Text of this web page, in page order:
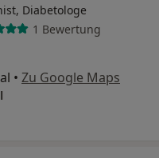
Diabetologe
1 Bewertung
• Zu Google Maps